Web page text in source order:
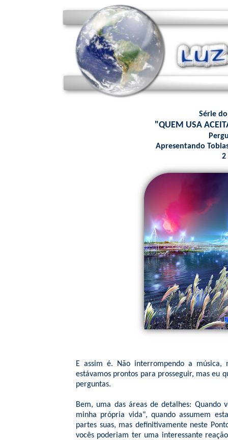
Série
"QUEM USA
Apresentando
2
E assim é. Não interrompendo a música,
estávamos prontos para prosseguir, mas eu
perguntas.
Bem, uma das áreas de detalhes: Quando
minha própria vida", quando assumem
partes suas, mas definitivamente neste
vocês poderiam ter uma interessante